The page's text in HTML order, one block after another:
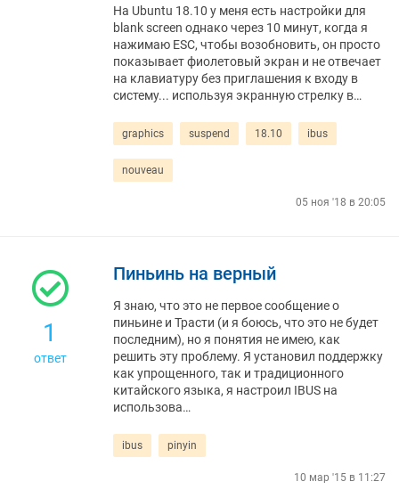
На Ubuntu 18.10 у меня есть настройки для
blank screen однако через 10 минут, когда я
нажимаю ESC, чтобы возобновить, он просто
показывает фиолетовый экран и не отвечает
на клавиатуру без приглашения к входу в
систему... используя экранную стрелку в…
graphics suspend 18.10 ibus
nouveau
05 ноя '18 в 20:05
1
ответ
Пиньинь на верный
Я знаю, что это не первое сообщение о
пиньине и Трасти (и я боюсь, что это не будет
последним), но я понятия не имею, как
решить эту проблему. Я установил поддержку
как упрощенного, так и традиционного
китайского языка, я настроил IBUS на
использова…
ibus pinyin
10 мар '15 в 11:27